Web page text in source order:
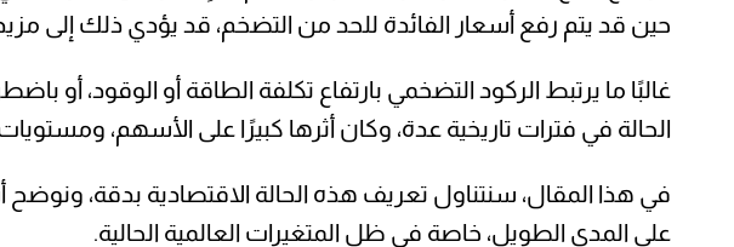
حين قد يتم رفع أسعار الفائدة للحد من التضخم، قد يؤدي ذلك إلى
غالبًا ما يرتبط الركود التضخمي بارتفاع تكلفة الطاقة أو الوقود،
الحالة في فترات تاريخية عدة، وكان أثرها كبيرًا على الأسهم،
في هذا المقال، سنتناول تعريف هذه الحالة الاقتصادية بدقة، ونوضح
على المدى الطويل، خاصة في ظل المتغيرات العالمية الحالية.